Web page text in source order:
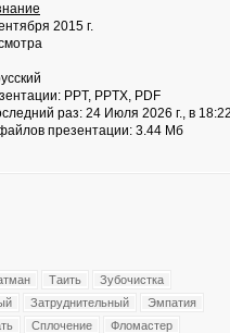
2015 г.
PPT, PPTX, PDF
раз: 24 Июля 2026 г., в
презентации: 3.44 Мб
Таить
Зубочистка
Затруднительный
Эмпатия
Сплочение
Фломастер